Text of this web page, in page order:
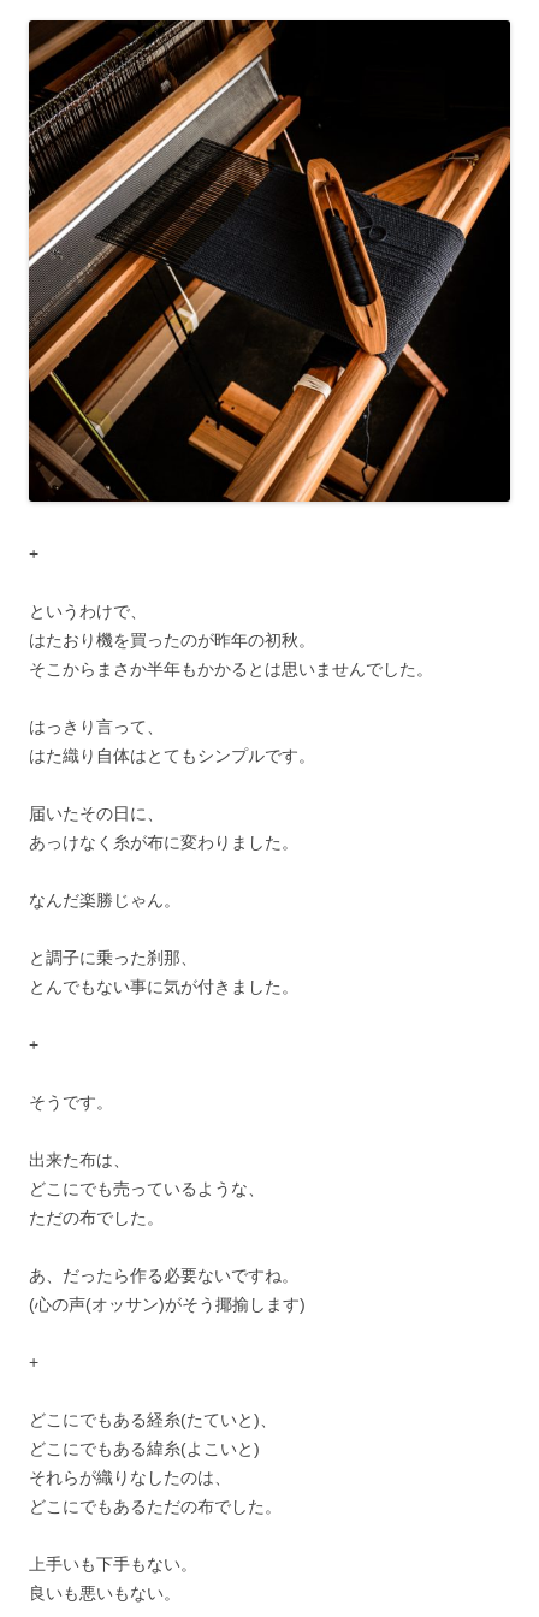
+
というわけで、
はたおり機を買ったのが昨年の初秋。
そこからまさか半年もかかるとは思いませんでした。
はっきり言って、
はた織り自体はとてもシンプルです。
届いたその日に、
あっけなく糸が布に変わりました。
なんだ楽勝じゃん。
と調子に乗った刹那、
とんでもない事に気が付きました。
+
そうです。
出来た布は、
どこにでも売っているような、
ただの布でした。
あ、だったら作る必要ないですね。
(心の声(オッサン)がそう揶揄します)
+
どこにでもある経糸(たていと)、
どこにでもある緯糸(よこいと)
それらが織りなしたのは、
どこにでもあるただの布でした。
上手いも下手もない。
良いも悪いもない。